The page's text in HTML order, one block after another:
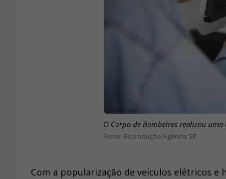
O Corpo de Bombeiros realizou
Reprodução/Agência SP
Com a popularização de veículos elétricos